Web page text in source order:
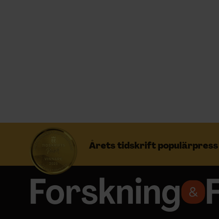
Årets tidskrift populärpress
NYHETSBREV
ÄMNEN
ARKIV & E-TIDNING
LYSSNA/PODD